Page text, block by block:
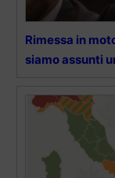
Rimessa in
siamo assunti